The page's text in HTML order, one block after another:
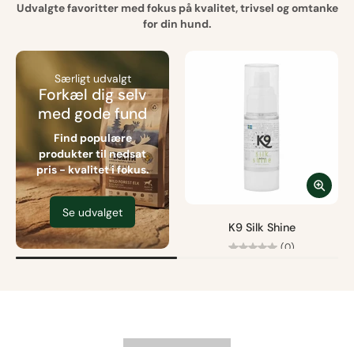
Udvalgte favoritter med fokus på kvalitet, trivsel og omtanke
for din hund.
Særligt udvalgt
Forkæl dig selv
med gode fund
Find populære
produkter til nedsat
pris - kvalitet i fokus.
Se udvalget
K9 Silk Shine
(0)